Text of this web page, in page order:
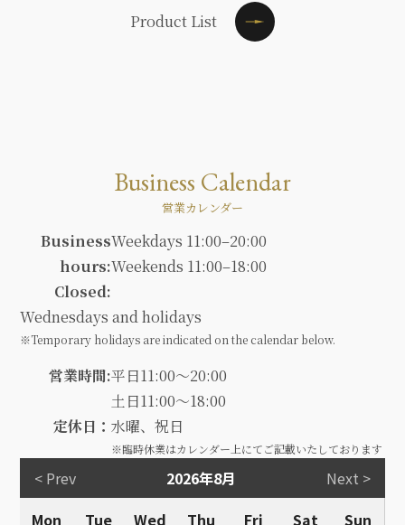
Product List
Business Calendar
営業カレンダー
Business
hours:
Weekdays 11:00–20:00
Weekends 11:00–18:00
Closed:
Wednesdays and holidays
※Temporary holidays are indicated on the calendar below.
営業時間:平日11:00～20:00
土日11:00～18:00
定休日：水曜、祝日
※臨時休業はカレンダー上にてご記載いたしております
< Prev 2026年8月
Next >
Mon
Tue Wed Thu Fri Sat Sun